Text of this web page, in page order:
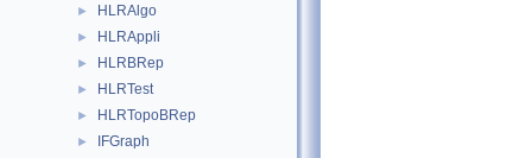
► HLRAlgo
► HLRAppli
► HLRBRep
► HLRTest
► HLRTopoBRep
► IFGraph